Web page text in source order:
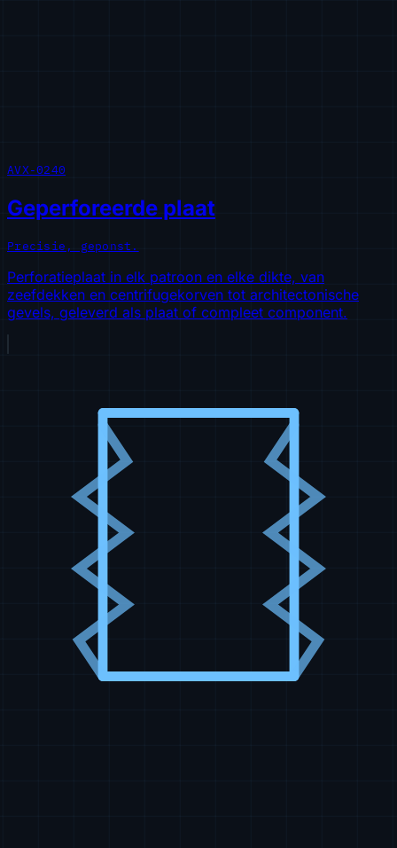
AVX-0240
Geperforeerde plaat
Precisie, geponst.
Perforatieplaat in elk patroon en elke dikte, van
zeefdekken en centrifugekorven tot architectonische
gevels, geleverd als plaat of compleet component.